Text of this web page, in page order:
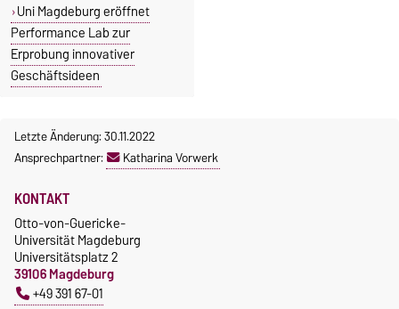
Uni Magdeburg eröffnet
Performance Lab zur
Erprobung innovativer
Geschäftsideen
Letzte Änderung: 30.11.2022
Ansprechpartner:
Katharina Vorwerk
KONTAKT
Otto-von-Guericke-
Universität Magdeburg
Universitätsplatz 2
39106 Magdeburg
+49 391 67-01